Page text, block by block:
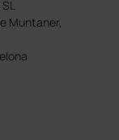
Muntaner,